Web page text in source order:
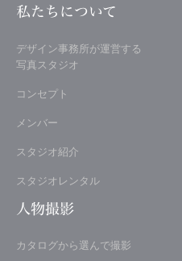
私たちについて
デザイン事務所が運営する
写真スタジオ
コンセプト
メンバー
スタジオ紹介
スタジオレンタル
人物撮影
カタログから選んで撮影